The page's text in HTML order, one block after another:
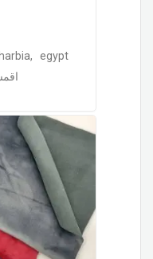
,
egypt